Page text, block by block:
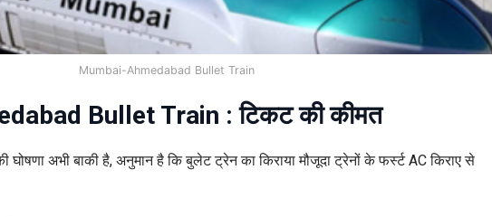
Mumbai-Ahmedabad Bullet Train
Bullet Train : टिकट की कीमत
घोषणा अभी बाकी है, अनुमान है कि बुलेट ट्रेन का किराया मौजूदा ट्रेनों के फर्स्ट AC किराए से